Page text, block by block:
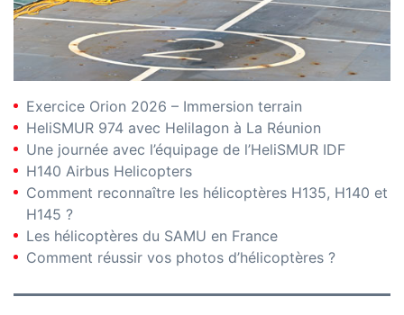
Exercice Orion 2026 – Immersion terrain
HeliSMUR 974 avec Helilagon à La Réunion
Une journée avec l’équipage de l’HeliSMUR IDF
H140 Airbus Helicopters
Comment reconnaître les hélicoptères H135, H140 et
H145 ?
Les hélicoptères du SAMU en France
Comment réussir vos photos d’hélicoptères ?